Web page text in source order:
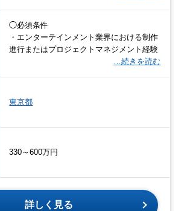
◯必須条件
・エンターテインメント業界における制作
進行またはプロジェクトマネジメント経験
…続きを読む
東京都
330～600万円
詳しく見る